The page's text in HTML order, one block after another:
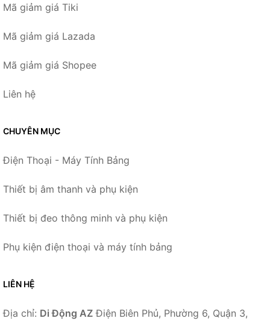
Mã giảm giá Tiki
Mã giảm giá Lazada
Mã giảm giá Shopee
Liên hệ
CHUYÊN MỤC
Điện Thoại - Máy Tính Bảng
Thiết bị âm thanh và phụ kiện
Thiết bị đeo thông minh và phụ kiện
Phụ kiện điện thoại và máy tính bảng
LIÊN HỆ
Địa chỉ: Di Động AZ Điện Biên Phủ, Phường 6, Quận 3,